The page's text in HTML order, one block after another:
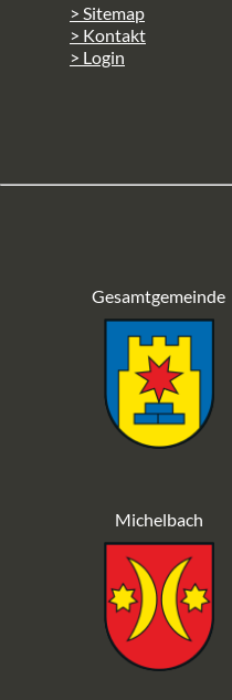
> Sitemap
> Kontakt
> Login
Gesamtgemeinde
Michelbach